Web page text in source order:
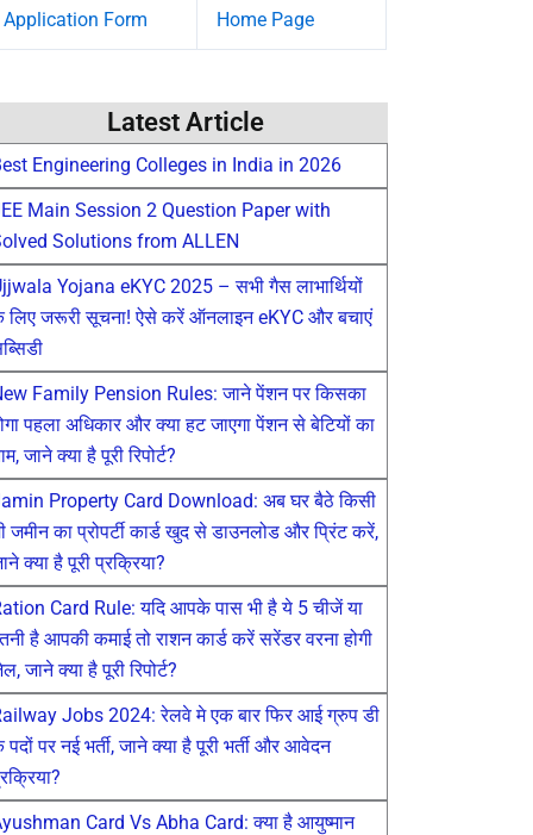
Application Form Home Page
Latest Article
Engineering Colleges in India in 2026
Main Session 2 Question Paper with
Solutions from ALLEN
Yojana eKYC 2025 – सभी गैस लाभार्थियों
लिए जरूरी सूचना! ऐसे करें ऑनलाइन eKYC और बचाएं
Family Pension Rules: जाने पेंशन पर किसका
पहला अधिकार और क्या हट जाएगा पेंशन से बेटियों का
जाने क्या है पूरी रिपोर्ट?
Property Card Download: अब घर बैठे किसी
जमीन का प्रोपर्टी कार्ड खुद से डाउनलोड और प्रिंट करें,
क्या है पूरी प्रक्रिया?
Card Rule: यदि आपके पास भी है ये 5 चीजें या
है आपकी कमाई तो राशन कार्ड करें सरेंडर वरना होगी
जाने क्या है पूरी रिपोर्ट?
Jobs 2024: रेलवे मे एक बार फिर आई ग्रुप डी
पदों पर नई भर्ती, जाने क्या है पूरी भर्ती और आवेदन
Card Vs Abha Card: क्या है आयुष्मान